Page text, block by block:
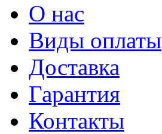
О нас
Виды оплаты
Доставка
Гарантия
Контакты